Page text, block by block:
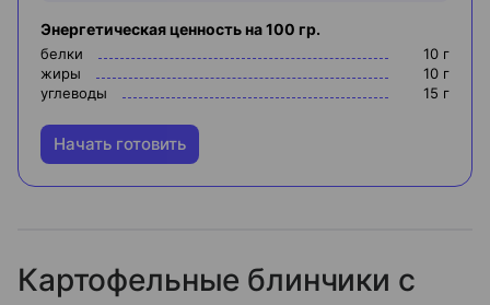
Энергетическая ценность на 100 гр.
белки 10 г
жиры
10 г
углеводы
15 г
Начать готовить
Картофельные блинчики с